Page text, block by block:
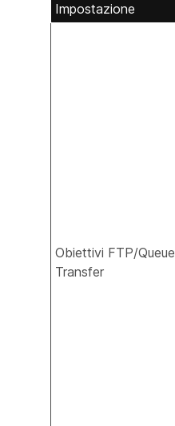
Impostazione
Obiettivi FTP/Queue
Transfer